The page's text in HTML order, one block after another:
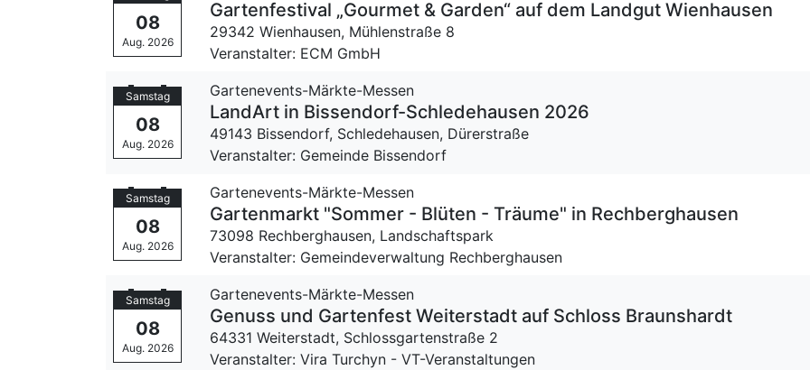
08
Aug. 2026
Gartenfestival „Gourmet & Garden“ auf dem Landgut Wienhausen
29342 Wienhausen, Mühlenstraße 8
Veranstalter: ECM GmbH
Samstag
08
Aug. 2026
Gartenevents-Märkte-Messen
LandArt in Bissendorf-Schledehausen 2026
49143 Bissendorf, Schledehausen, Dürerstraße
Veranstalter: Gemeinde Bissendorf
Samstag
08
Aug. 2026
Gartenevents-Märkte-Messen
Gartenmarkt "Sommer - Blüten - Träume" in Rechberghausen
73098 Rechberghausen, Landschaftspark
Veranstalter: Gemeindeverwaltung Rechberghausen
Samstag
08
Aug. 2026
Gartenevents-Märkte-Messen
Genuss und Gartenfest Weiterstadt auf Schloss Braunshardt
64331 Weiterstadt, Schlossgartenstraße 2
Veranstalter: Vira Turchyn - VT-Veranstaltungen